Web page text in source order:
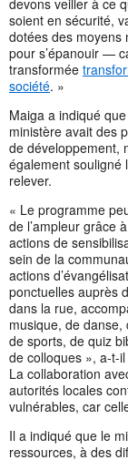
devons veiller à ce
soient en sécurité,
dotées des moyens
pour s’épanouir —
transformée
société. »
Maiga a indiqué
ministère avait des
de développement,
également souligné
relever.
« Le programme
de l’ampleur grâce
actions de
sein de la
actions
ponctuelles auprès
dans la rue,
musique, de danse,
de sports, de quiz
de colloques », a-t-
La collaboration
autorités locales
vulnérables, car
Il a indiqué que le
ressources, à des